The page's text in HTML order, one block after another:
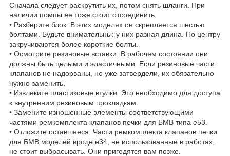
Сначала следует раскрутить их, потом снять шланги. При
наличии помпы ее тоже стоит отсоединить.
• Разберите блок. В этих моделях он скрепляется шестью
болтами. Будьте внимательны: у них разная длина. По центру
закручиваются более короткие болты.
• Осмотрите резиновые вставки. В рабочем состоянии они
должны быть целыми и эластичными. Если резиновые части
клапанов не надорваны, но уже затвердели, их обязательно
нужно заменить.
• Извлеките пластиковые втулки. Это необходимо для доступа
к внутренним резиновым прокладкам.
• Замените изношенные элементы соответствующими
частями ремкомплекта клапанов печки для БМВ типа е53.
• Отложите оставшееся. Части ремкомплекта клапанов печки
для БМВ моделей вроде е34, не использованные в работах,
не стоит выбрасывать. Они пригодятся вам позже.